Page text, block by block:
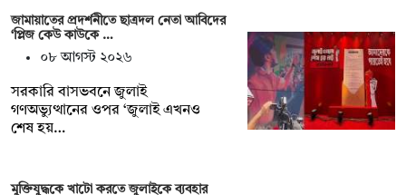
জামায়াতের প্রদর্শনীতে ছাত্রদল নেতা আবিদের
‘প্লিজ কেউ কাউকে …
০৮ আগস্ট ২০২৬
সরকারি বাসভবনে জুলাই
গণঅভ্যুত্থানের ওপর ‘জুলাই এখনও
শেষ হয়…
মুক্তিযুদ্ধকে খাটো করতে জুলাইকে ব্যবহার